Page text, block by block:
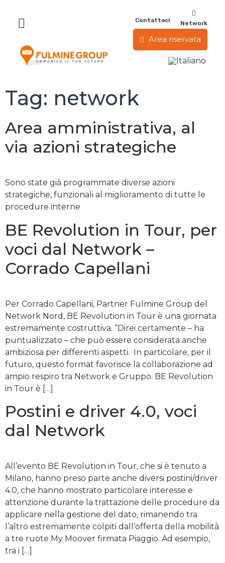
Contattaci Network
Area riservata
Tag: network
Area amministrativa, al
via azioni strategiche
Sono state già programmate diverse azioni
strategiche, funzionali al miglioramento di tutte le
procedure interne
BE Revolution in Tour, per
voci dal Network –
Corrado Capellani
Per Corrado Capellani, Partner Fulmine Group del
Network Nord, BE Revolution in Tour è una giornata
estremamente costruttiva. “Direi certamente – ha
puntualizzato – che può essere considerata anche
ambiziosa per differenti aspetti. In particolare, per il
futuro, questo format favorisce la collaborazione ad
ampio respiro tra Network e Gruppo. BE Revolution
in Tour è […]
Postini e driver 4.0, voci
dal Network
All’evento BE Revolution in Tour, che si è tenuto a
Milano, hanno preso parte anche diversi postini/driver
4.0, che hanno mostrato particolare interesse e
attenzione durante la trattazione delle procedure da
applicare nella gestione del dato, rimanendo tra
l’altro estremamente colpiti dall’offerta della mobilità
a tre ruote My Moover firmata Piaggio. Ad esempio,
tra i […]